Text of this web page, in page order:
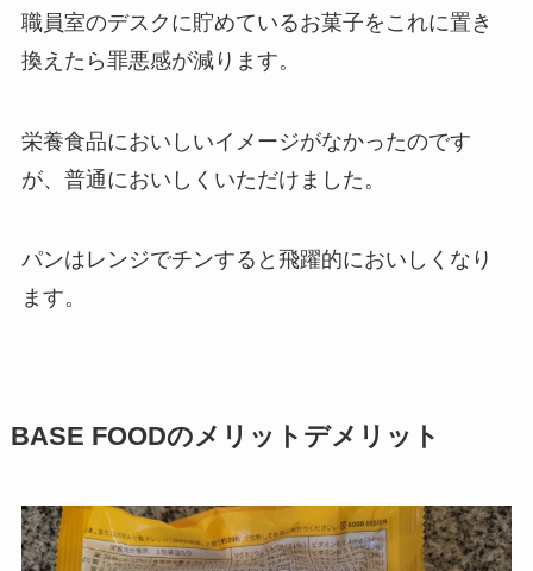
職員室のデスクに貯めているお菓子をこれに置き
換えたら罪悪感が減ります。
栄養食品においしいイメージがなかったのです
が、普通においしくいただけました。
パンはレンジでチンすると飛躍的においしくなり
ます。
BASE FOODのメリットデメリット